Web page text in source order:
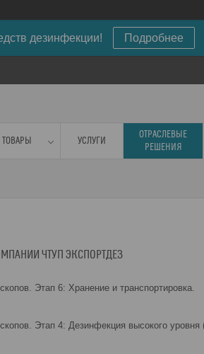
дезинфекции! Подробнее
ТОВАРЫ УСЛУГИ
ОТРАСЛЕВЫЕ
РЕШЕНИЯ
ЧТУП ЭКСПОРТДЕЗ
Этап 6: Хранение и транспортировка.
Этап 4: Дезинфекция высокого